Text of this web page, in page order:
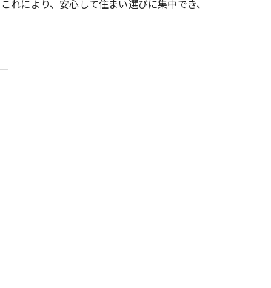
れにより、安心して住まい選びに集中でき、